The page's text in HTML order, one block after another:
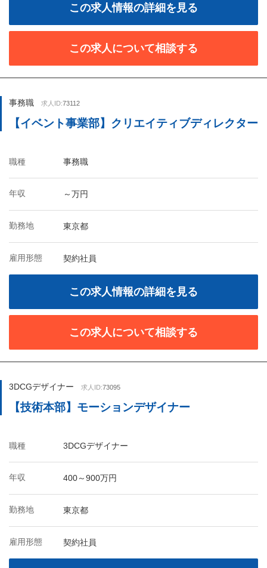
この求人情報の詳細を見る
この求人について相談する
事務職 求人ID:73112
【イベント事業部】クリエイティブディレクター
職種 事務職
年収 ～万円
勤務地 東京都
雇用形態 契約社員
この求人情報の詳細を見る
この求人について相談する
3DCGデザイナー 求人ID:73095
【技術本部】モーションデザイナー
職種 3DCGデザイナー
年収 400～900万円
勤務地 東京都
雇用形態 契約社員